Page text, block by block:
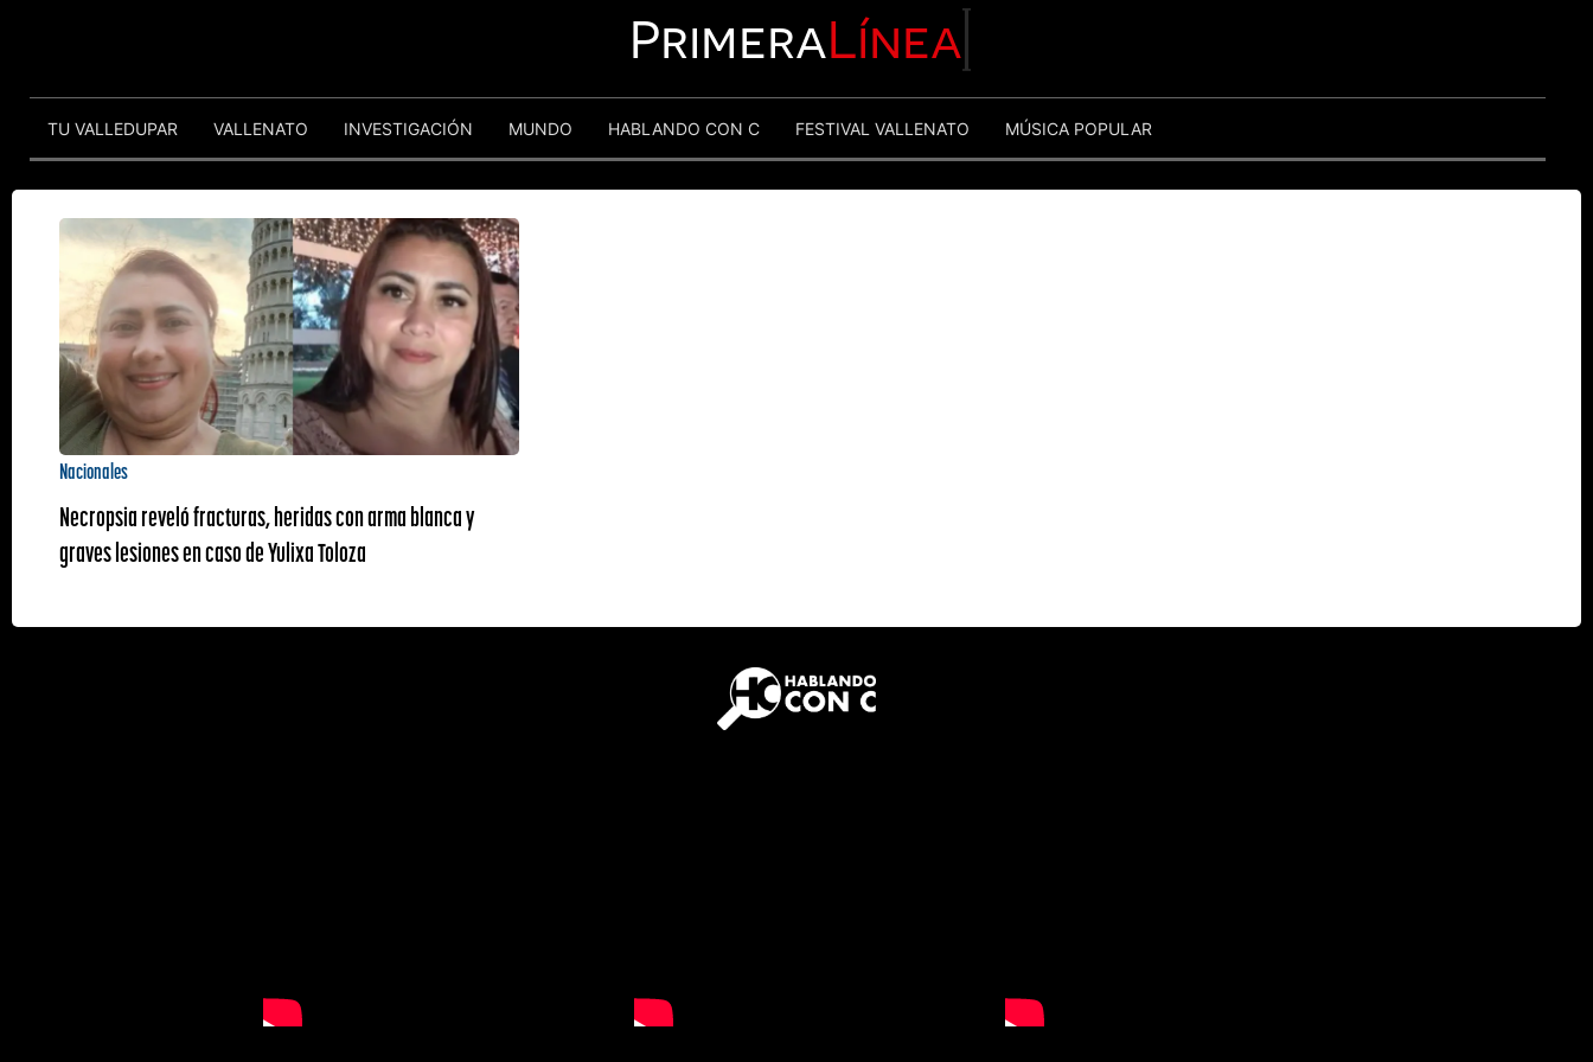
PrimeraLínea
TU VALLEDUPAR VALLENATO INVESTIGACIÓN MUNDO HABLANDO CON C FESTIVAL VALLENATO MÚSICA POPULAR
Nacionales
Necropsia reveló fracturas, heridas con arma blanca y
graves lesiones en caso de Yulixa Toloza